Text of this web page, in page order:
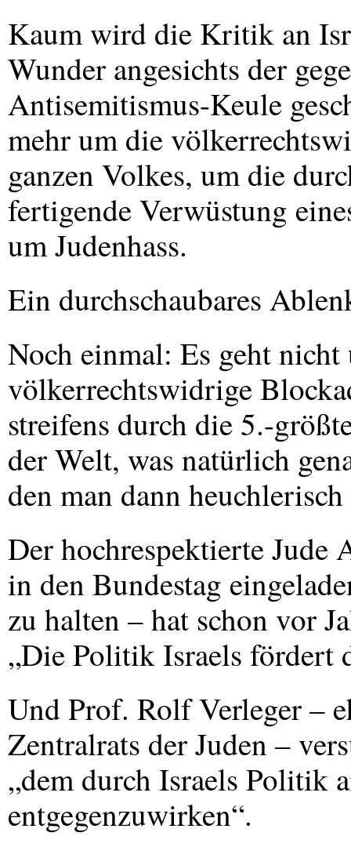
Kaum wird die Kritik an
Wunder angesichts der
Antisemitismus-Keule
mehr um die
ganzen Volkes, um die
fertigende Verwüstung
um Judenhass.
Ein durchschaubares
Noch einmal: Es geht
völkerrechtswidrige
streifens durch die 5.-
der Welt, was natürlich
den man dann
Der hochrespektierte
in den Bundestag
zu halten – hat schon vor
„Die Politik Israels fördert
Und Prof. Rolf Verleger –
Zentralrats der Juden –
„dem durch Israels Politik
entgegenzuwirken“.